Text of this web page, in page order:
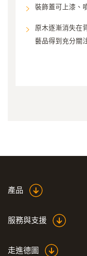
裝飾蓋可上漆、
原木逐漸消失在
藝品得到充分關
產品
服務與支援
走進德圖